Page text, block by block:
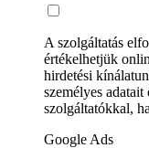
A szolgáltatás
értékelhetjük
hirdetési
személyes
szolgáltatókkal,
Google Ads